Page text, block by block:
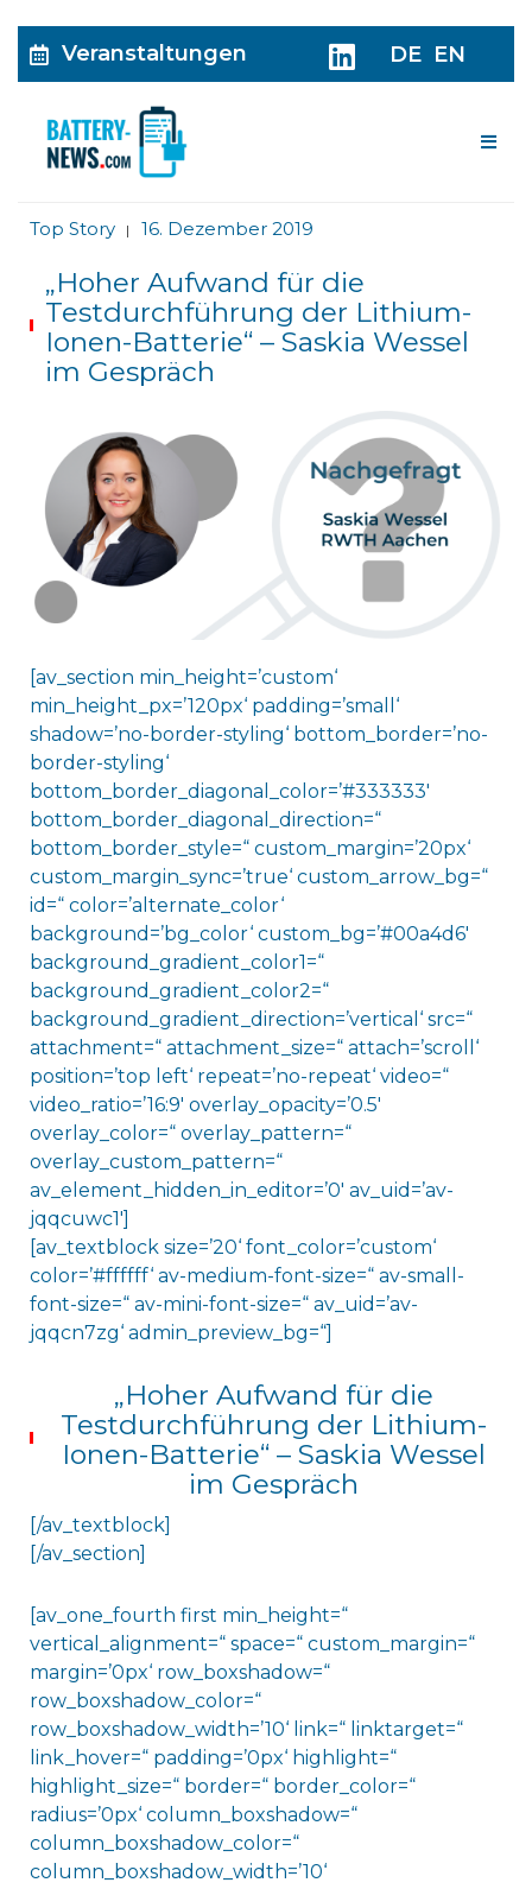
Veranstaltungen DE EN
Top Story | 16. Dezember 2019
„Hoher Aufwand für die
Testdurchführung der Lithium-
Ionen-Batterie“ – Saskia Wessel
im Gespräch
[av_section min_height=’custom‘
min_height_px=’120px‘ padding=’small‘
shadow=’no-border-styling‘ bottom_border=’no-
border-styling‘
bottom_border_diagonal_color=’#333333′
bottom_border_diagonal_direction=“
bottom_border_style=“ custom_margin=’20px‘
custom_margin_sync=’true‘ custom_arrow_bg=“
id=“ color=’alternate_color‘
background=’bg_color‘ custom_bg=’#00a4d6′
background_gradient_color1=“
background_gradient_color2=“
background_gradient_direction=’vertical‘ src=“
attachment=“ attachment_size=“ attach=’scroll‘
position=’top left‘ repeat=’no-repeat‘ video=“
video_ratio=’16:9′ overlay_opacity=’0.5′
overlay_color=“ overlay_pattern=“
overlay_custom_pattern=“
av_element_hidden_in_editor=’0′ av_uid=’av-
jqqcuwc1′]
[av_textblock size=’20‘ font_color=’custom‘
color=’#ffffff‘ av-medium-font-size=“ av-small-
font-size=“ av-mini-font-size=“ av_uid=’av-
jqqcn7zg‘ admin_preview_bg=“]
„Hoher Aufwand für die
Testdurchführung der Lithium-
Ionen-Batterie“ – Saskia Wessel
im Gespräch
[/av_textblock]
[/av_section]
[av_one_fourth first min_height=“
vertical_alignment=“ space=“ custom_margin=“
margin=’0px‘ row_boxshadow=“
row_boxshadow_color=“
row_boxshadow_width=’10‘ link=“ linktarget=“
link_hover=“ padding=’0px‘ highlight=“
highlight_size=“ border=“ border_color=“
radius=’0px‘ column_boxshadow=“
column_boxshadow_color=“
column_boxshadow_width=’10‘